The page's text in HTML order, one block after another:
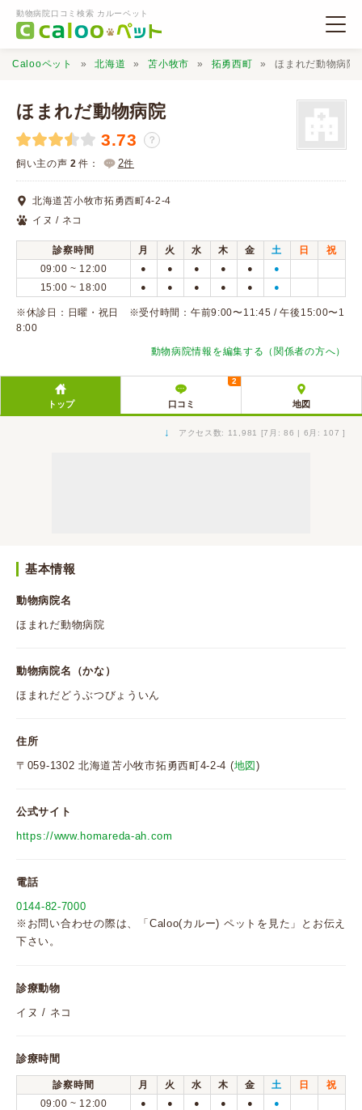
動物病院口コミ検索 カルーペット
動物病院検索
口コミ検索
Calooペットとは？
口コミ投稿
Calooペット 北海道 苫小牧市 拓勇西町 ほまれだ動物病院
ほまれだ動物病院
3.73 ？
飼い主の声 2 件： 2件
北海道苫小牧市拓勇西町4-2-4
イヌ / ネコ
診察時間 月 火 水 木 金 土 日
祝
09:00 ~ 12:00
● ● ● ● ● ●
15:00 ~ 18:00 ● ● ● ● ● ●
※休診日：日曜・祝日 ※受付時間：午前9:00〜11:45 / 午後15:00〜1
8:00
動物病院情報を編集する（関係者の方へ）
トップ 口コミ
2
地図
↓ アクセス数: 11,981 [7月: 86 | 6月: 107 ]
基本情報
動物病院名
ほまれだ動物病院
動物病院名（かな）
ほまれだどうぶつびょういん
住所
〒059-1302 北海道苫小牧市拓勇西町4-2-4 (地図)
公式サイト
https://www.homareda-ah.com
電話
0144-82-7000
※お問い合わせの際は、「Caloo(カルー) ペットを見た」とお伝え
下さい。
診療動物
イヌ / ネコ
診療時間
診察時間 月 火 水 木 金 土 日
祝
09:00 ~ 12:00
● ● ● ● ● ●